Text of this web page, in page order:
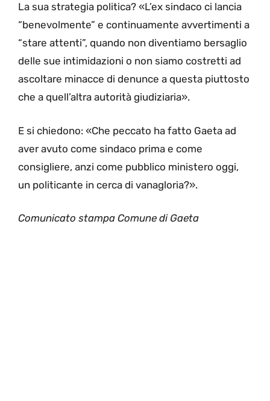
La sua strategia politica? «L’ex sindaco ci lancia
“benevolmente” e continuamente avvertimenti a
“stare attenti”, quando non diventiamo bersaglio
delle sue intimidazioni o non siamo costretti ad
ascoltare minacce di denunce a questa piuttosto
che a quell’altra autorità giudiziaria».
E si chiedono: «Che peccato ha fatto Gaeta ad
aver avuto come sindaco prima e come
consigliere, anzi come pubblico ministero oggi,
un politicante in cerca di vanagloria?».
Comunicato stampa Comune di Gaeta